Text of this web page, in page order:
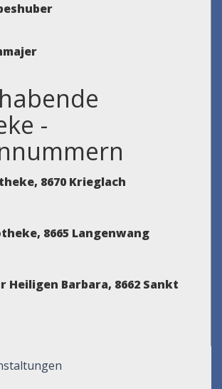
-
8670 Krieglach
8665 Langenwang
Heiligen Barbara, 8662 Sankt